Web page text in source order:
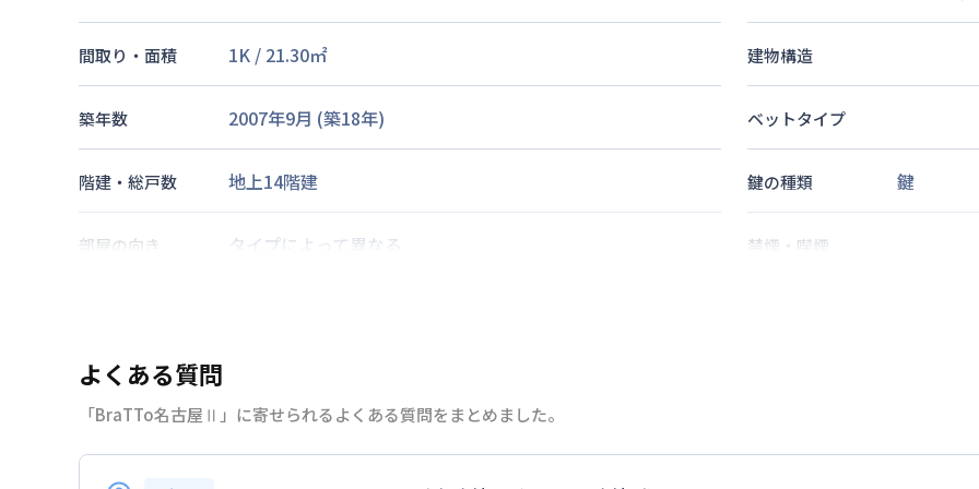
間取り・面積 1K / 21.30㎡ 建物構造
築年数 2007年9月 (築18年) ベットタイプ
階建・総戸数 地上14階建 鍵の種類 鍵
部屋の向き タイプによって異なる 禁煙・喫煙
駐車場
よくある質問
「BraTTo名古屋Ⅱ」に寄せられるよくある質問をまとめました。